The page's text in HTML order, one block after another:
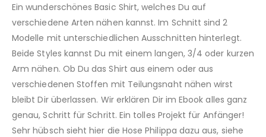
Ein wunderschönes Basic Shirt, welches Du auf
verschiedene Arten nähen kannst. Im Schnitt sind 2
Modelle mit unterschiedlichen Ausschnitten hinterlegt.
Beide Styles kannst Du mit einem langen, 3/4 oder kurzen
Arm nähen. Ob Du das Shirt aus einem oder aus
verschiedenen Stoffen mit Teilungsnaht nähen wirst
bleibt Dir überlassen. Wir erklären Dir im Ebook alles ganz
genau, Schritt für Schritt. Ein tolles Projekt für Anfänger!
Sehr hübsch sieht hier die Hose Philippa dazu aus, siehe